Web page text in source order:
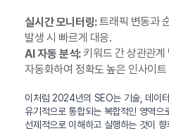
실시간 모니터링:트래픽 변동과
발생 시 빠르게 대응.
AI 자동 분석:키워드 간 상관관계
자동화하여 정확도 높은 인사이트
이처럼 2024년의 SEO는 기술, 데이
유기적으로 통합되는 복합적인 영역으
선제적으로 이해하고 실행하는 것이